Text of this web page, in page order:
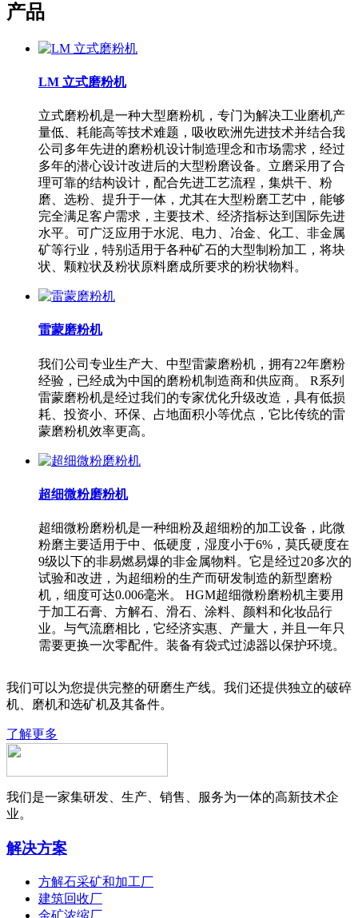
产品
LM 立式磨粉机
立式磨粉机是一种大型磨粉机，专门为解决工业磨机产
量低、耗能高等技术难题，吸收欧洲先进技术并结合我
公司多年先进的磨粉机设计制造理念和市场需求，经过
多年的潜心设计改进后的大型粉磨设备。立磨采用了合
理可靠的结构设计，配合先进工艺流程，集烘干、粉
磨、选粉、提升于一体，尤其在大型粉磨工艺中，能够
完全满足客户需求，主要技术、经济指标达到国际先进
水平。可广泛应用于水泥、电力、冶金、化工、非金属
矿等行业，特别适用于各种矿石的大型制粉加工，将块
状、颗粒状及粉状原料磨成所要求的粉状物料。
雷蒙磨粉机
我们公司专业生产大、中型雷蒙磨粉机，拥有22年磨粉
经验，已经成为中国的磨粉机制造商和供应商。 R系列
雷蒙磨粉机是经过我们的专家优化升级改造，具有低损
耗、投资小、环保、占地面积小等优点，它比传统的雷
蒙磨粉机效率更高。
超细微粉磨粉机
超细微粉磨粉机是一种细粉及超细粉的加工设备，此微
粉磨主要适用于中、低硬度，湿度小于6%，莫氏硬度在
9级以下的非易燃易爆的非金属物料。它是经过20多次的
试验和改进，为超细粉的生产而研发制造的新型磨粉
机，细度可达0.006毫米。 HGM超细微粉磨粉机主要用
于加工石膏、方解石、滑石、涂料、颜料和化妆品行
业。与气流磨相比，它经济实惠、产量大，并且一年只
需要更换一次零配件。装备有袋式过滤器以保护环境。
我们可以为您提供完整的研磨生产线。我们还提供独立的破碎
机、磨机和选矿机及其备件。
了解更多
我们是一家集研发、生产、销售、服务为一体的高新技术企
业。
解决方案
方解石采矿和加工厂
建筑回收厂
金矿浓缩厂